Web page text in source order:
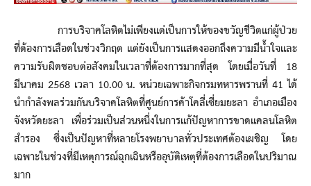
การบริจาคโลหิตไม่เพียงแต่เป็นการให้ของขวัญชีวิตแก่ผู้ป่วย
ที่ต้องการเลือดในช่วงวิกฤต แต่ยังเป็นการแสดงออกถึงความมีน้ำใจและ
ความรับผิดชอบต่อสังคมในเวลาที่ต้องการมากที่สุด โดยเมื่อวันที่ 18
มีนาคม 2568 เวลา 10.00 น. หน่วยเฉพาะกิจกรมทหารพรานที่ 41 ได้
นำกำลังพลร่วมกันบริจาคโลหิตที่ศูนย์การค้าโคลี่เซี่ยมยะลา อำเภอเมือง
จังหวัดยะลา เพื่อร่วมเป็นส่วนหนึ่งในการแก้ปัญหาการขาดแคลนโลหิต
สำรอง ซึ่งเป็นปัญหาที่หลายโรงพยาบาลทั่วประเทศต้องเผชิญ โดย
เฉพาะในช่วงที่มีเหตุการณ์ฉุกเฉินหรืออุบัติเหตุที่ต้องการเลือดในปริมาณ
มาก